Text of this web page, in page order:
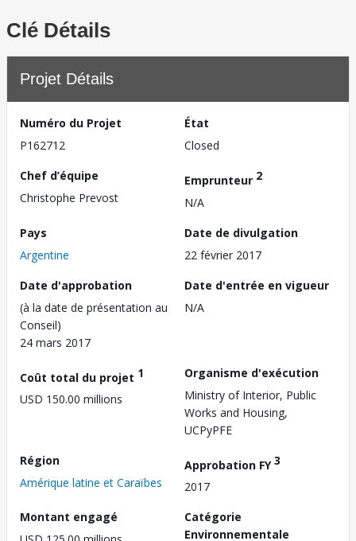
Clé Détails
Projet Détails
Numéro du Projet
P162712
État
Closed
Chef d’équipe
Christophe Prevost
Emprunteur 2
N/A
Pays
Argentine
Date de divulgation
22 février 2017
Date d'approbation
(à la date de présentation au
Conseil)
24 mars 2017
Date d'entrée en vigueur
N/A
Coût total du projet 1
USD 150.00 millions
Organisme d'exécution
Ministry of Interior, Public
Works and Housing,
UCPyPFE
Région
Amérique latine et Caraïbes
Approbation FY3
2017
Montant engagé
Catégorie
Environnementale